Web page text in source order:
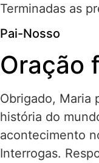
Terminadas as
Pai-Nosso
Oração
Obrigado, Maria
história do
acontecimento
Interrogas.